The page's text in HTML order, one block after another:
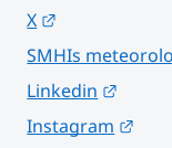
X
SMHIs
Linkedin
Instagram